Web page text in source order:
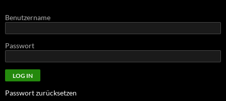
Benutzername
Passwort
Passwort zurücksetzen